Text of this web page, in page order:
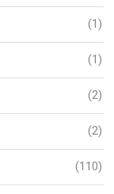
(1)
(1)
(2)
(2)
(110)